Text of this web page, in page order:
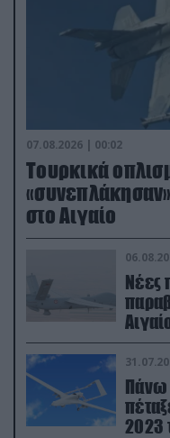
07.08.2026 | 00:02
Τουρκικά
στο Αιγαίο
Νέες
Πάνω
2023